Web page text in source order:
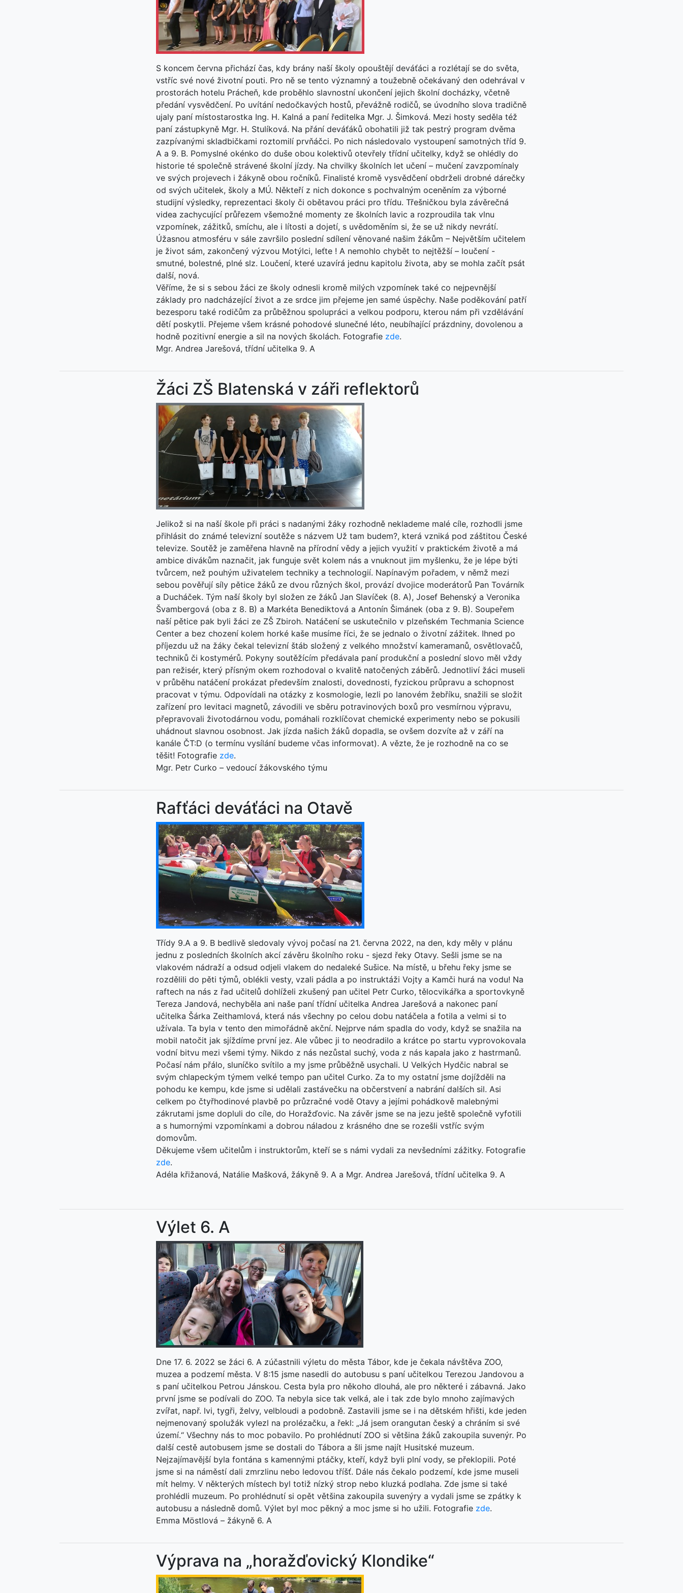
S koncem června přichází čas, kdy brány naší školy opouštějí deváťáci a rozlétají se do světa,
vstříc své nové životní pouti. Pro ně se tento významný a toužebně očekávaný den odehrával v
prostorách hotelu Prácheň, kde proběhlo slavnostní ukončení jejich školní docházky, včetně
předání vysvědčení. Po uvítání nedočkavých hostů, převážně rodičů, se úvodního slova tradičně
ujaly paní místostarostka Ing. H. Kalná a paní ředitelka Mgr. J. Šimková. Mezi hosty seděla též
paní zástupkyně Mgr. H. Stulíková. Na přání deváťáků obohatili již tak pestrý program dvěma
zazpívanými skladbičkami roztomilí prvňáčci. Po nich následovalo vystoupení samotných tříd 9.
A a 9. B. Pomyslné okénko do duše obou kolektivů otevřely třídní učitelky, když se ohlédly do
historie té společně strávené školní jízdy. Na chvilky školních let učení – mučení zavzpomínaly
ve svých projevech i žákyně obou ročníků. Finalisté kromě vysvědčení obdrželi drobné dárečky
od svých učitelek, školy a MÚ. Někteří z nich dokonce s pochvalným oceněním za výborné
studijní výsledky, reprezentaci školy či obětavou práci pro třídu. Třešničkou byla závěrečná
videa zachycující průřezem všemožné momenty ze školních lavic a rozproudila tak vlnu
vzpomínek, zážitků, smíchu, ale i lítosti a dojetí, s uvědoměním si, že se už nikdy nevrátí.
Úžasnou atmosféru v sále završilo poslední sdílení věnované našim žákům – Největším učitelem
je život sám, zakončený výzvou Motýlci, leťte ! A nemohlo chybět to nejtěžší – loučení -
smutné, bolestné, plné slz. Loučení, které uzavírá jednu kapitolu života, aby se mohla začít psát
další, nová.
Věříme, že si s sebou žáci ze školy odnesli kromě milých vzpomínek také co nejpevnější
základy pro nadcházející život a ze srdce jim přejeme jen samé úspěchy. Naše poděkování patří
bezesporu také rodičům za průběžnou spolupráci a velkou podporu, kterou nám při vzdělávání
dětí poskytli. Přejeme všem krásné pohodové slunečné léto, neubíhající prázdniny, dovolenou a
hodně pozitivní energie a sil na nových školách. Fotografie zde.
Mgr. Andrea Jarešová, třídní učitelka 9. A
Žáci ZŠ Blatenská v záři reflektorů
Jelikož si na naší škole při práci s nadanými žáky rozhodně neklademe malé cíle, rozhodli jsme
přihlásit do známé televizní soutěže s názvem Už tam budem?, která vzniká pod záštitou České
televize. Soutěž je zaměřena hlavně na přírodní vědy a jejich využití v praktickém životě a má
ambice divákům naznačit, jak funguje svět kolem nás a vnuknout jim myšlenku, že je lépe býti
tvůrcem, než pouhým uživatelem techniky a technologií. Napínavým pořadem, v němž mezi
sebou pověřují síly pětice žáků ze dvou různých škol, provází dvojice moderátorů Pan Továrník
a Ducháček. Tým naší školy byl složen ze žáků Jan Slavíček (8. A), Josef Behenský a Veronika
Švambergová (oba z 8. B) a Markéta Benediktová a Antonín Šimánek (oba z 9. B). Soupeřem
naší pětice pak byli žáci ze ZŠ Zbiroh. Natáčení se uskutečnilo v plzeňském Techmania Science
Center a bez chození kolem horké kaše musíme říci, že se jednalo o životní zážitek. Ihned po
příjezdu už na žáky čekal televizní štáb složený z velkého množství kameramanů, osvětlovačů,
techniků či kostymérů. Pokyny soutěžícím předávala paní produkční a poslední slovo měl vždy
pan režisér, který přísným okem rozhodoval o kvalitě natočených záběrů. Jednotliví žáci museli
v průběhu natáčení prokázat především znalosti, dovednosti, fyzickou průpravu a schopnost
pracovat v týmu. Odpovídali na otázky z kosmologie, lezli po lanovém žebříku, snažili se složit
zařízení pro levitaci magnetů, závodili ve sběru potravinových boxů pro vesmírnou výpravu,
přepravovali životodárnou vodu, pomáhali rozklíčovat chemické experimenty nebo se pokusili
uhádnout slavnou osobnost. Jak jízda našich žáků dopadla, se ovšem dozvíte až v září na
kanále ČT:D (o termínu vysílání budeme včas informovat). A vězte, že je rozhodně na co se
těšit! Fotografie zde.
Mgr. Petr Curko – vedoucí žákovského týmu
Rafťáci deváťáci na Otavě
Třídy 9.A a 9. B bedlivě sledovaly vývoj počasí na 21. června 2022, na den, kdy měly v plánu
jednu z posledních školních akcí závěru školního roku - sjezd řeky Otavy. Sešli jsme se na
vlakovém nádraží a odsud odjeli vlakem do nedaleké Sušice. Na místě, u břehu řeky jsme se
rozdělili do pěti týmů, oblékli vesty, vzali pádla a po instruktáži Vojty a Kamči hurá na vodu! Na
raftech na nás z řad učitelů dohlíželi zkušený pan učitel Petr Curko, tělocvikářka a sportovkyně
Tereza Jandová, nechyběla ani naše paní třídní učitelka Andrea Jarešová a nakonec paní
učitelka Šárka Zeithamlová, která nás všechny po celou dobu natáčela a fotila a velmi si to
užívala. Ta byla v tento den mimořádně akční. Nejprve nám spadla do vody, když se snažila na
mobil natočit jak sjíždíme první jez. Ale vůbec ji to neodradilo a krátce po startu vyprovokovala
vodní bitvu mezi všemi týmy. Nikdo z nás nezůstal suchý, voda z nás kapala jako z hastrmanů.
Počasí nám přálo, sluníčko svítilo a my jsme průběžně usychali. U Velkých Hydčic nabral se
svým chlapeckým týmem velké tempo pan učitel Curko. Za to my ostatní jsme dojížděli na
pohodu ke kempu, kde jsme si udělali zastávečku na občerstvení a nabrání dalších sil. Asi
celkem po čtyřhodinové plavbě po průzračné vodě Otavy a jejími pohádkově malebnými
zákrutami jsme dopluli do cíle, do Horažďovic. Na závěr jsme se na jezu ještě společně vyfotili
a s humornými vzpomínkami a dobrou náladou z krásného dne se rozešli vstříc svým
domovům.
Děkujeme všem učitelům i instruktorům, kteří se s námi vydali za nevšedními zážitky. Fotografie
zde.
Adéla křižanová, Natálie Mašková, žákyně 9. A a Mgr. Andrea Jarešová, třídní učitelka 9. A
Výlet 6. A
Dne 17. 6. 2022 se žáci 6. A zúčastnili výletu do města Tábor, kde je čekala návštěva ZOO,
muzea a podzemí města. V 8:15 jsme nasedli do autobusu s paní učitelkou Terezou Jandovou a
s paní učitelkou Petrou Jánskou. Cesta byla pro někoho dlouhá, ale pro některé i zábavná. Jako
první jsme se podívali do ZOO. Ta nebyla sice tak velká, ale i tak zde bylo mnoho zajímavých
zvířat, např. lvi, tygři, želvy, velbloudi a podobně. Zastavili jsme se i na dětském hřišti, kde jeden
nejmenovaný spolužák vylezl na prolézačku, a řekl: „Já jsem orangutan český a chráním si své
území.“ Všechny nás to moc pobavilo. Po prohlédnutí ZOO si většina žáků zakoupila suvenýr. Po
další cestě autobusem jsme se dostali do Tábora a šli jsme najít Husitské muzeum.
Nejzajímavější byla fontána s kamennými ptáčky, kteří, když byli plní vody, se překlopili. Poté
jsme si na náměstí dali zmrzlinu nebo ledovou tříšť. Dále nás čekalo podzemí, kde jsme museli
mít helmy. V některých místech byl totiž nízký strop nebo kluzká podlaha. Zde jsme si také
prohlédli muzeum. Po prohlédnutí si opět většina zakoupila suvenýry a vydali jsme se zpátky k
autobusu a následně domů. Výlet byl moc pěkný a moc jsme si ho užili. Fotografie zde.
Emma Möstlová – žákyně 6. A
Výprava na „horažďovický Klondike“